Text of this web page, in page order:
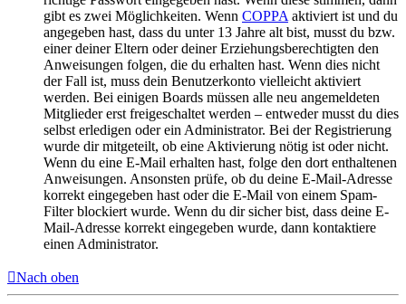
gibt es zwei Möglichkeiten. Wenn COPPA aktiviert ist und du
angegeben hast, dass du unter 13 Jahre alt bist, musst du bzw.
einer deiner Eltern oder deiner Erziehungsberechtigten den
Anweisungen folgen, die du erhalten hast. Wenn dies nicht
der Fall ist, muss dein Benutzerkonto vielleicht aktiviert
werden. Bei einigen Boards müssen alle neu angemeldeten
Mitglieder erst freigeschaltet werden – entweder musst du dies
selbst erledigen oder ein Administrator. Bei der Registrierung
wurde dir mitgeteilt, ob eine Aktivierung nötig ist oder nicht.
Wenn du eine E-Mail erhalten hast, folge den dort enthaltenen
Anweisungen. Ansonsten prüfe, ob du deine E-Mail-Adresse
korrekt eingegeben hast oder die E-Mail von einem Spam-
Filter blockiert wurde. Wenn du dir sicher bist, dass deine E-
Mail-Adresse korrekt eingegeben wurde, dann kontaktiere
einen Administrator.
Nach oben